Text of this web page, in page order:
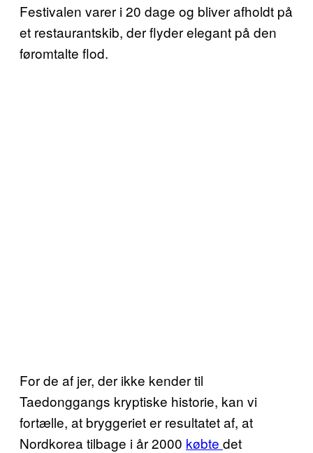
Festivalen varer i 20 dage og bliver afholdt på
et restaurantskib, der flyder elegant på den
føromtalte flod.
For de af jer, der ikke kender til
Taedonggangs kryptiske historie, kan vi
fortælle, at bryggeriet er resultatet af, at
Nordkorea tilbage i år 2000 købte det